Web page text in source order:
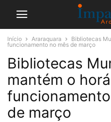
Início Araraquara
Bibliotecas
funcionamento no mês de março
Bibliotecas
mantém o
de março